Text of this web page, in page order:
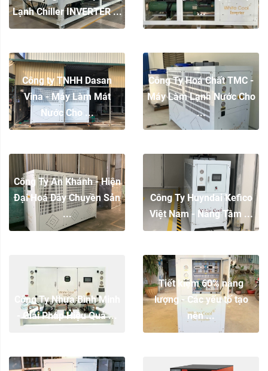
Lạnh Chiller INVERTER ...
...
Công ty TNHH Dasan
Vina - Máy Làm Mát
Nước Cho ...
Công Ty Hoá Chất TMC -
Máy Làm Lạnh Nước Cho
...
Công Ty An Khánh - Hiện
Đại Hoá Dây Chuyền Sản
...
Công Ty Huyndai Kefico
Việt Nam - Nâng Tầm ...
Công Ty Nhựa Bình Minh
- Giải Pháp Hiệu Quả ...
Tiết kiệm 60% năng
lượng - Các yếu tố tạo
nên ...